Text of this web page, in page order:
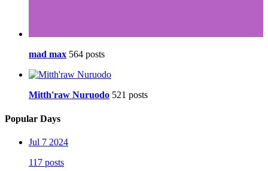
mad max 564 posts
Mitth'raw Nuruodo 521 posts
Popular Days
Jul 7 2024
117 posts